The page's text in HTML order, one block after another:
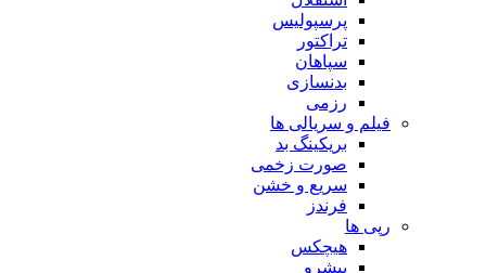
پرسپولیس
تراکتور
سپاهان
بدنسازی
رزمی
فیلم و سریالی ها
بریکینگ بد
صورت زخمی
سریع و خشن
فرندز
رپی ها
هیچکس
پیشرو